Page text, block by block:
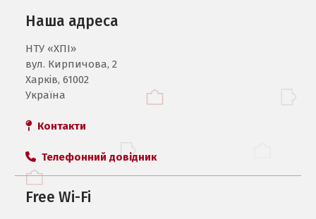
Наша адреса
НТУ «ХПI»
вул. Кирпичова, 2
Харків, 61002
Україна
Контакти
Телефонний довідник
Free Wi-Fi